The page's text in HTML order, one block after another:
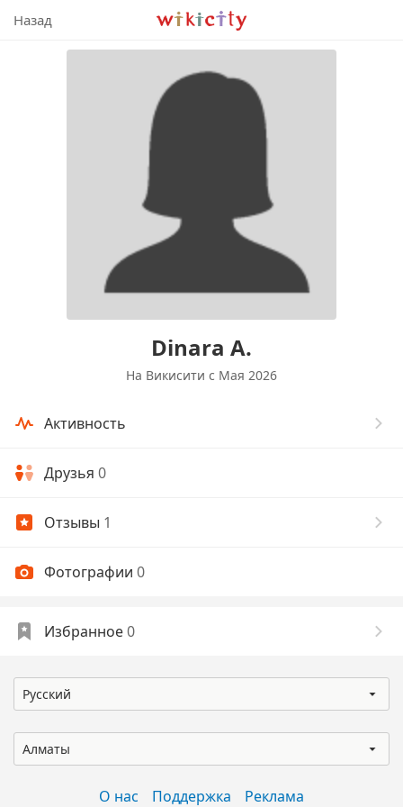
Викисити
Назад
Dinara А.
На Викисити c Мая 2026
Активность
Друзья 0
Отзывы 1
Фотографии 0
Избранное0
Русский
Алматы
О нас Поддержка Реклама